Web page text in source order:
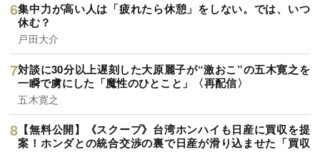
集中力が高い人は「疲れたら休憩」をしない。では、いつ
休む？
戸田大介
対談に30分以上遅刻した大原麗子が“激おこ”の五木寛之を
一瞬で虜にした「魔性のひとこと」〈再配信〉
五木寛之
【無料公開】《スクープ》台湾ホンハイも日産に買収を提
案！ホンダとの統合交渉の裏で日産が滑り込ませた「買収